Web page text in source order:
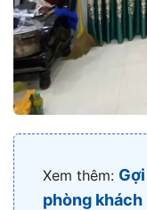
Xem thêm:
phòng